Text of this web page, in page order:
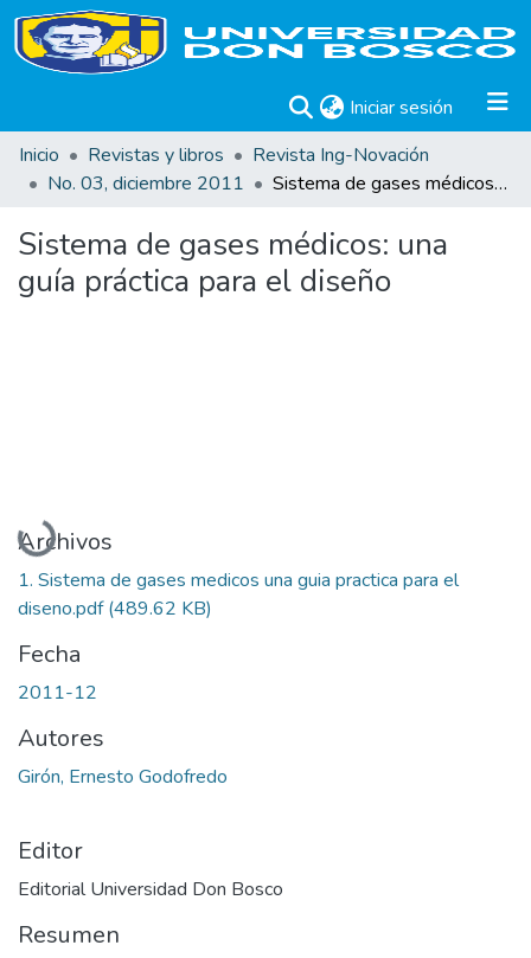
Iniciar sesión (current)
Inicio
Revistas y libros
Revista Ing-Novación
No. 03, diciembre 2011
Sistema de gases médicos: una guía práctica para el diseño
Sistema de gases médicos: una
guía práctica para el diseño
Cargando...
Archivos
1. Sistema de gases medicos una guia practica para el
diseno.pdf(489.62 KB)
Fecha
2011-12
Autores
Girón, Ernesto Godofredo
Editor
Editorial Universidad Don Bosco
Resumen